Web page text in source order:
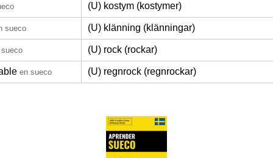
(U) kostym (kostymer)
sueco (U) klänning (klänningar)
(U) rock (rockar)
en sueco (U) regnrock (regnrockar)